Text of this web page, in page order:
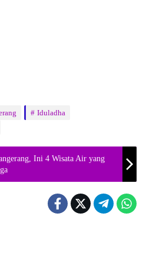
Iduladha
Ini 4 Wisata Air yang